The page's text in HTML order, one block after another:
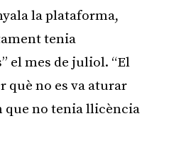
la plataforma,
tenia
el mes de juliol. “El
què no es va aturar
que no tenia llicència